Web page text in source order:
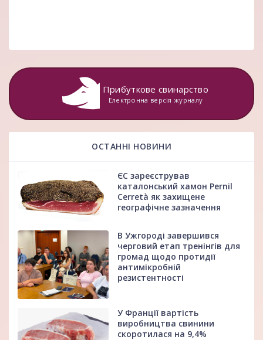
Прибуткове свинарство
Електронна версія журналу
ОСТАННІ НОВИНИ
ЄС зареєстрував
каталонський хамон Pernil
Cerretà як захищене
географічне зазначення
В Ужгороді завершився
черговий етап тренінгів для
громад щодо протидії
антимікробній
резистентності
У Франції вартість
виробництва свинини
скоротилася на 9,4%